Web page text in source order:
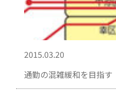
2015.03.20
通勤の混雑緩和を目指す